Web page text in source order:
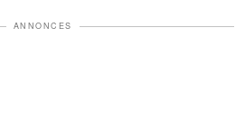
ANNONCES